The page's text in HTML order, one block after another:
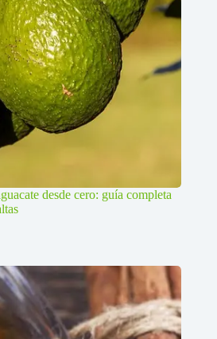
desde cero: guía completa